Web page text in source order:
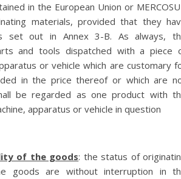
in the European Union or
materials, provided that they
set out in Annex 3-B. As always,
and tools dispatched with a piece
or vehicle which are customary
in the price thereof or which are
be regarded as one product with
apparatus or vehicle in question
of the goods: the status of
goods are without interruption in